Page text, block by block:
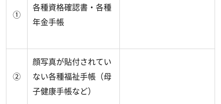
①
各種資格確認書・各種
年金手帳
②
顔写真が貼付されてい
ない各種福祉手帳（母
子健康手帳など）